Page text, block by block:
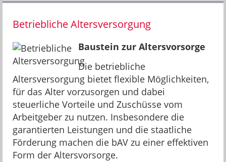
Betriebliche Altersversorgung
Baustein zur Altersvorsorge
Die betriebliche
Altersversorgung bietet flexible Möglichkeiten,
für das Alter vorzusorgen und dabei
steuerliche Vorteile und Zuschüsse vom
Arbeitgeber zu nutzen. Insbesondere die
garantierten Leistungen und die staatliche
Förderung machen die bAV zu einer effektiven
Form der Altersvorsorge.